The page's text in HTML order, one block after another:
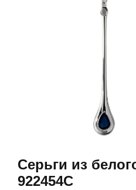
Серьги из
922454С